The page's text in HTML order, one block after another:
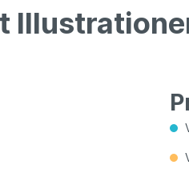
Sonstiges
Sonstiges